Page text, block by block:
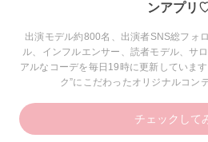
ンアプリ
出演モデル約800名、出演者SNS総フォ
ル、インフルエンサー、読者モデル、サ
アルなコーデを毎日19時に更新していま
ク”にこだわったオリジナルコン
チェックして